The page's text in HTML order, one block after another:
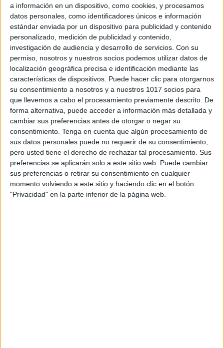
a información en un dispositivo, como cookies, y procesamos
datos personales, como identificadores únicos e información
estándar enviada por un dispositivo para publicidad y contenido
personalizado, medición de publicidad y contenido,
investigación de audiencia y desarrollo de servicios. Con su
permiso, nosotros y nuestros socios podemos utilizar datos de
localización geográfica precisa e identificación mediante las
características de dispositivos. Puede hacer clic para otorgarnos
su consentimiento a nosotros y a nuestros 1017 socios para
que llevemos a cabo el procesamiento previamente descrito. De
forma alternativa, puede acceder a información más detallada y
cambiar sus preferencias antes de otorgar o negar su
consentimiento. Tenga en cuenta que algún procesamiento de
sus datos personales puede no requerir de su consentimiento,
pero usted tiene el derecho de rechazar tal procesamiento. Sus
preferencias se aplicarán solo a este sitio web. Puede cambiar
sus preferencias o retirar su consentimiento en cualquier
momento volviendo a este sitio y haciendo clic en el botón
"Privacidad" en la parte inferior de la página web.
En resumen, estas bonitas tarjetas son una
herramienta muy útil para enseñar a los estudiantes
más pequeños a contar y a reconocer los números
del 1 al 10. Esperamos que les sean de gran ayuda y
que puedan implementarlas en sus clases de
matemáticas. ¡Hasta la próxima!
ÚNETE A NUESTRO GRUPO EXCLUSIVO DE
WHATSAPP